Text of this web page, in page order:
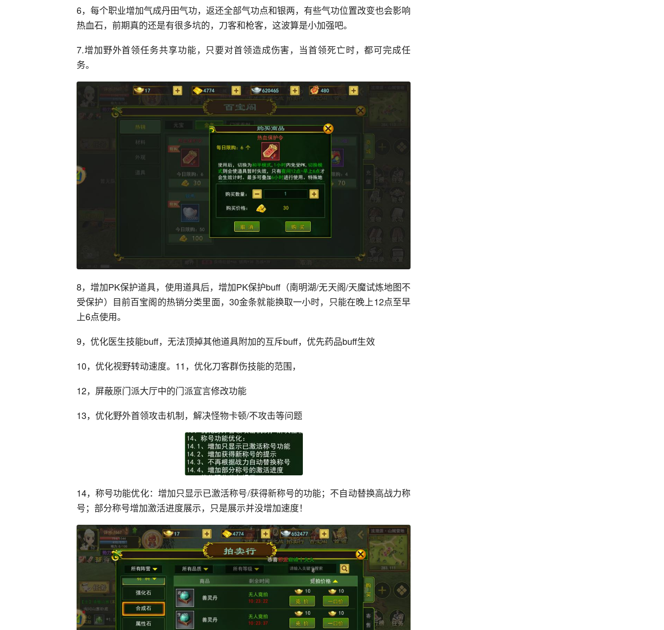
6，每个职业增加气成丹田气功，返还全部气功点和银两，有些气功位置改变也会影响
热血石，前期真的还是有很多坑的，刀客和枪客，这波算是小加强吧。
7.增加野外首领任务共享功能，只要对首领造成伤害，当首领死亡时，都可完成任
务。
8，增加PK保护道具，使用道具后，增加PK保护buff（南明湖/无天阁/天魔试炼地图不
受保护）目前百宝阁的热销分类里面，30金条就能换取一小时，只能在晚上12点至早
上6点使用。
9，优化医生技能buff，无法顶掉其他道具附加的互斥buff，优先药品buff生效
10，优化视野转动速度。11，优化刀客群伤技能的范围，
12，屏蔽原门派大厅中的门派宣言修改功能
13，优化野外首领攻击机制，解决怪物卡顿/不攻击等问题
14，称号功能优化：增加只显示已激活称号/获得新称号的功能；不自动替换高战力称
号；部分称号增加激活进度展示，只是展示并没增加速度！